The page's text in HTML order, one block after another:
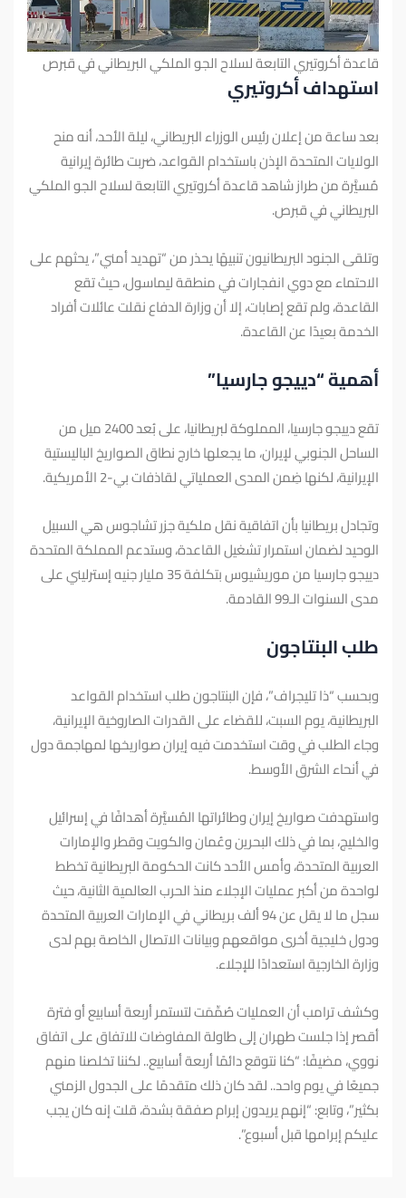
قاعدة أكروتيري التابعة لسلاح الجو الملكي البريطاني في قبرص
استهداف أكروتيري
بعد ساعة من إعلان رئيس الوزراء البريطاني، ليلة الأحد، أنه منح
الولايات المتحدة الإذن باستخدام القواعد، ضربت طائرة إيرانية
مُسيَّرة من طراز شاهد قاعدة أكروتيري التابعة لسلاح الجو الملكي
البريطاني في قبرص.
وتلقى الجنود البريطانيون تنبيهًا يحذر من “تهديد أمني”، يحثهم على
الاحتماء مع دوي انفجارات في منطقة ليماسول، حيث تقع
القاعدة، ولم تقع إصابات، إلا أن وزارة الدفاع نقلت عائلات أفراد
الخدمة بعيدًا عن القاعدة.
أهمية “دييجو جارسيا”
تقع دييجو جارسيا، المملوكة لبريطانيا، على بُعد 2400 ميل من
الساحل الجنوبي لإيران، ما يجعلها خارج نطاق الصواريخ الباليستية
الإيرانية، لكنها ضِمن المدى العملياتي لقاذفات بي-2 الأمريكية.
وتجادل بريطانيا بأن اتفاقية نقل ملكية جزر تشاجوس هي السبيل
الوحيد لضمان استمرار تشغيل القاعدة، وستدعم المملكة المتحدة
دييجو جارسيا من موريشيوس بتكلفة 35 مليار جنيه إسترليني على
مدى السنوات الـ99 القادمة.
طلب البنتاجون
وبحسب “ذا تليجراف”، فإن البنتاجون طلب استخدام القواعد
البريطانية، يوم السبت، للقضاء على القدرات الصاروخية الإيرانية،
وجاء الطلب في وقت استخدمت فيه إيران صواريخها لمهاجمة دول
في أنحاء الشرق الأوسط.
واستهدفت صواريخ إيران وطائراتها المُسيَّرة أهدافًا في إسرائيل
والخليج، بما في ذلك البحرين وعُمان والكويت وقطر والإمارات
العربية المتحدة، وأمس الأحد كانت الحكومة البريطانية تخطط
لواحدة من أكبر عمليات الإجلاء منذ الحرب العالمية الثانية، حيث
سجل ما لا يقل عن 94 ألف بريطاني في الإمارات العربية المتحدة
ودول خليجية أخرى مواقعهم وبيانات الاتصال الخاصة بهم لدى
وزارة الخارجية استعدادًا للإجلاء.
وكشف ترامب أن العمليات صُمِّمَت لتستمر أربعة أسابيع أو فترة
أقصر إذا جلست طهران إلى طاولة المفاوضات للاتفاق على اتفاق
نووي، مضيفًا: “كنا نتوقع دائمًا أربعة أسابيع.. لكننا تخلصنا منهم
جميعًا في يوم واحد.. لقد كان ذلك متقدمًا على الجدول الزمني
بكثير”، وتابع: “إنهم يريدون إبرام صفقة بشدة، قلت إنه كان يجب
عليكم إبرامها قبل أسبوع”.